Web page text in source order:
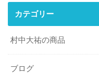
カテゴリー
村中大祐の商品
ブログ